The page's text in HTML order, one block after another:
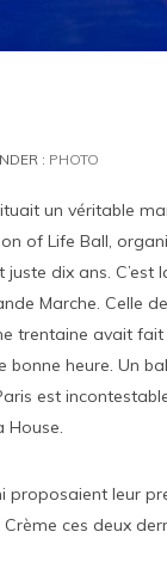
: PHOTO
un véritable
of Life Ball,
dix ans. C’est
Marche. Celle
trentaine avait
heure. Un
est
House.
proposaient leur
ces deux